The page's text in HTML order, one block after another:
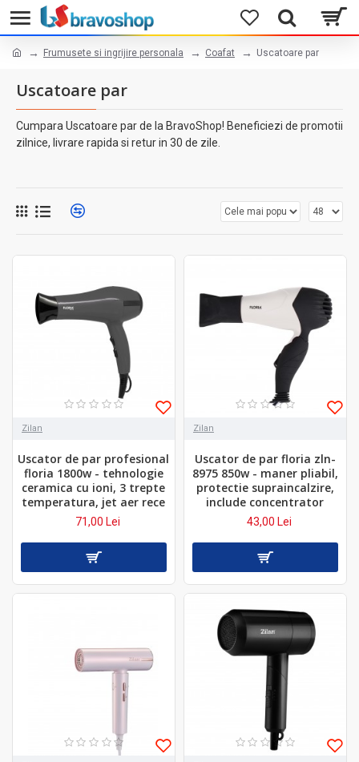
Frumusete si ingrijire personala Coafat Uscatoare par
Uscatoare par
Cumpara Uscatoare par de la BravoShop! Beneficiezi de promotii
zilnice, livrare rapida si retur in 30 de zile.
Zilan
Uscator de par profesional
floria 1800w - tehnologie
ceramica cu ioni, 3 trepte
temperatura, jet aer rece
71,00 Lei
Zilan
Uscator de par floria zln-
8975 850w - maner pliabil,
protectie supraincalzire,
include concentrator
43,00 Lei